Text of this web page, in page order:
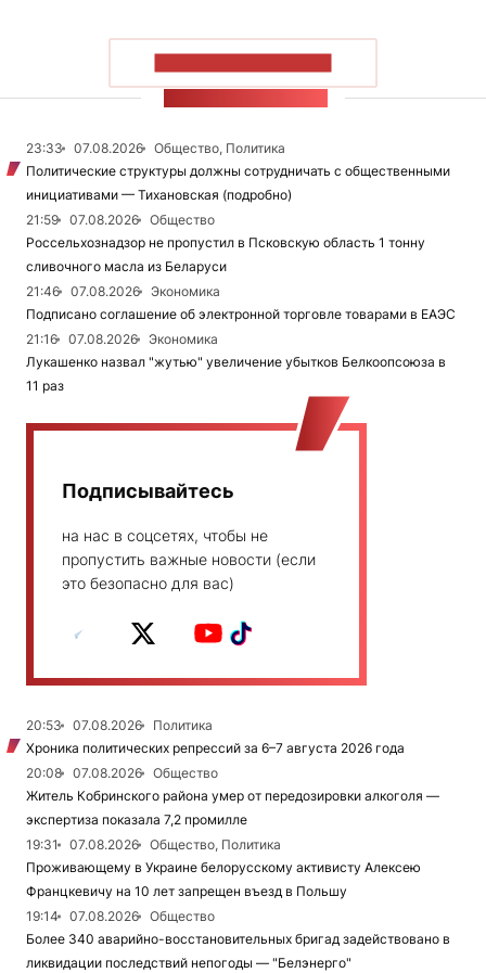
23:33 07.08.2026
Общество, Политика
Политические структуры должны сотрудничать с общественными
инициативами — Тихановская (подробно)
21:59
07.08.2026
Общество
Россельхознадзор не пропустил в Псковскую область 1 тонну
сливочного масла из Беларуси
21:46
07.08.2026
Экономика
Подписано соглашение об электронной торговле товарами в ЕАЭС
21:16
07.08.2026
Экономика
Лукашенко назвал "жутью" увеличение убытков Белкоопсоюза в
11 раз
Подписывайтесь
на нас в соцсетях, чтобы не
пропустить важные новости (если
это безопасно для вас)
20:53 07.08.2026
Политика
Хроника политических репрессий за 6–7 августа 2026 года
20:08
07.08.2026
Общество
Житель Кобринского района умер от передозировки алкоголя —
экспертиза показала 7,2 промилле
19:31
07.08.2026
Общество, Политика
Проживающему в Украине белорусскому активисту Алексею
Францкевичу на 10 лет запрещен въезд в Польшу
19:14
07.08.2026
Общество
Более 340 аварийно-восстановительных бригад задействовано в
ликвидации последствий непогоды — "Белэнерго"